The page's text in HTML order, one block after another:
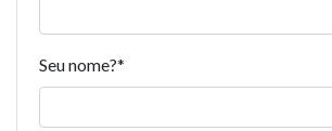
Seu nome?*